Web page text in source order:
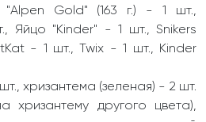
"Alpen Gold" (163 г.) - 1 шт.,
Яйцо "Kinder" - 1 шт., Snikers
- 1 шт., Twix - 1 шт., Kinder
хризантема (зеленая) - 2 шт.
хризантему другого цвета),